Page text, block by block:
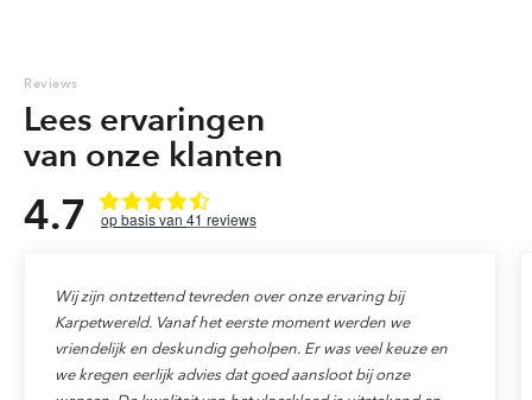
Reviews
Lees ervaringen
van onze klanten
4.7 41 reviews
Wij zijn ontzettend tevreden over onze ervaring bij
Karpetwereld. Vanaf het eerste moment werden we
vriendelijk en deskundig geholpen. Er was veel keuze en
we kregen eerlijk advies dat goed aansloot bij onze